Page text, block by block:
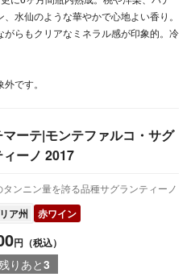
水仙のような華やかで心地よい香り。
らもクリアなミネラル感が印象的。冷
です。
マーテ|モンテファルコ・サグ
ーノ 2017
タンニン量を誇る品種サグランティーノ
ア州 赤ワイン
円（税込）
りあと3